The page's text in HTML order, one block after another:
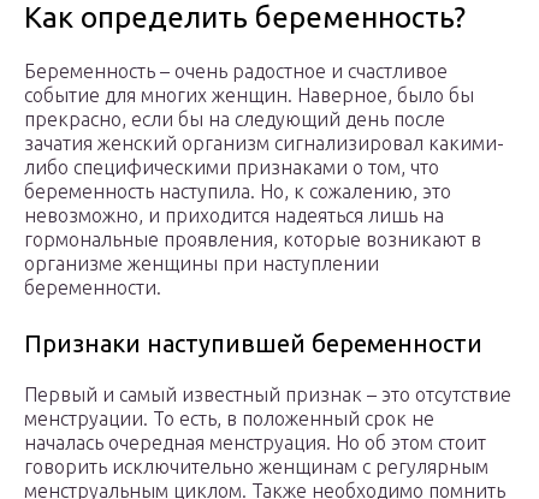
Как определить беременность?
Беременность – очень радостное и счастливое
событие для многих женщин. Наверное, было бы
прекрасно, если бы на следующий день после
зачатия женский организм сигнализировал какими-
либо специфическими признаками о том, что
беременность наступила. Но, к сожалению, это
невозможно, и приходится надеяться лишь на
гормональные проявления, которые возникают в
организме женщины при наступлении
беременности.
Признаки наступившей беременности
Первый и самый известный признак – это отсутствие
менструации. То есть, в положенный срок не
началась очередная менструация. Но об этом стоит
говорить исключительно женщинам с регулярным
менструальным циклом. Также необходимо помнить